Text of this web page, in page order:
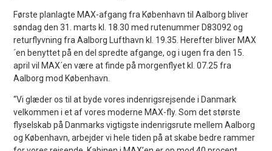
Første planlagte MAX-afgang fra København til Aalborg bliver
søndag den 31. marts kl. 18.30 med rutenummer D83092 og
returflyvning fra Aalborg Lufthavn kl. 19.35. Herefter bliver MAX
´en benyttet på en del spredte afgange, og i ugen fra den 15.
april vil MAX´en være at finde på morgenflyet kl. 07.25 fra
Aalborg mod København.
“Vi glæder os til at byde vores indenrigsrejsende i Danmark
velkommen i et af vores moderne MAX-fly. Som det største
flyselskab på Danmarks vigtigste indenrigsrute mellem Aalborg
og København, arbejder vi hele tiden på at skabe bedre rammer